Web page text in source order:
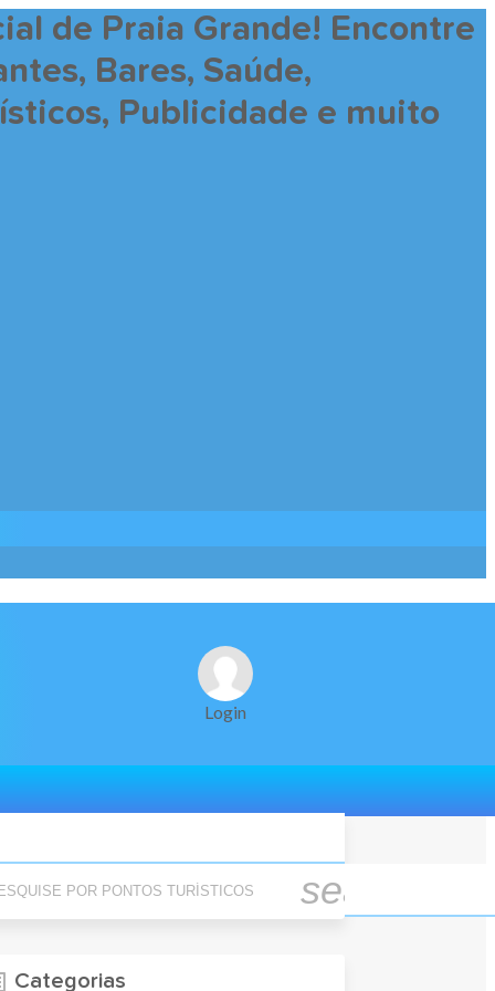
de Praia Grande! Encontre
Bares, Saúde,
Publicidade e muito
Login
search
Categorias